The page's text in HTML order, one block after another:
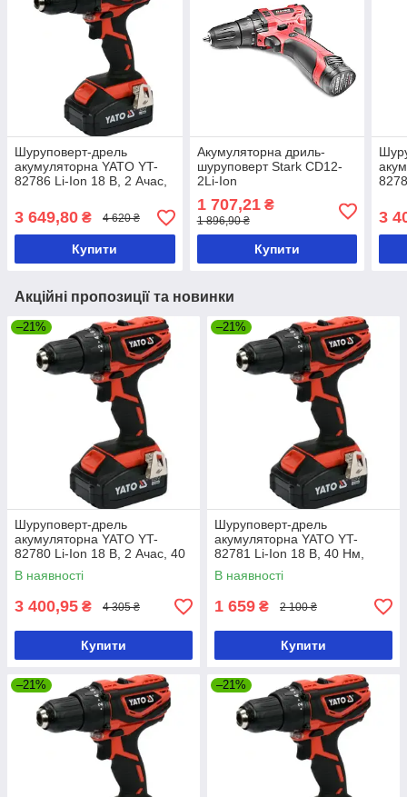
Шуруповерт-дрель
акумуляторна YATO YT-
82786 Li-Ion 18 В, 2 Ачас,
3 649,80 ₴ 4 620 ₴
Купити
Акумуляторна дриль-
шуруповерт Stark CD12-
2Li-Ion
1 707,21₴
1 896,90 ₴
Купити
3
Акційні пропозиції та новинки
–21%
Шуруповерт-дрель
акумуляторна YATO YT-
82780 Li-Ion 18 В, 2 Ачас, 40
Нм, ↓13 мм
В наявності
3 400,95 ₴ 4 305 ₴
Купити
–21%
Шуруповерт-дрель
акумуляторна YATO YT-
82781 Li-Ion 18 В, 40 Нм,
he13 мм без акумулятора
В наявності
1 659 ₴ 2 100 ₴
Купити
–21% –21%